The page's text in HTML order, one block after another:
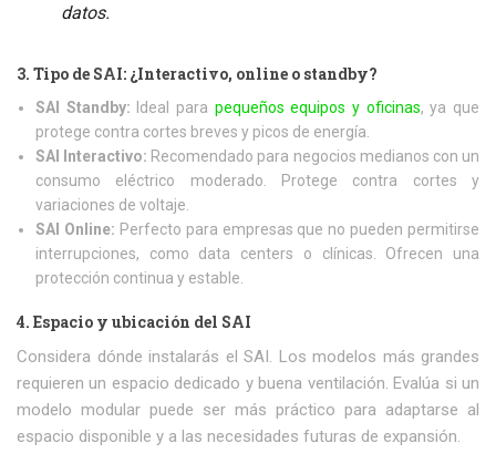
datos.
3. Tipo de SAI: ¿Interactivo, online o standby?
SAI Standby: Ideal para pequeños equipos y oficinas, ya que
protege contra cortes breves y picos de energía.
SAI Interactivo: Recomendado para negocios medianos con un
consumo eléctrico moderado. Protege contra cortes y
variaciones de voltaje.
SAI Online: Perfecto para empresas que no pueden permitirse
interrupciones, como data centers o clínicas. Ofrecen una
protección continua y estable.
4. Espacio y ubicación del SAI
Considera dónde instalarás el SAI. Los modelos más grandes
requieren un espacio dedicado y buena ventilación. Evalúa si un
modelo modular puede ser más práctico para adaptarse al
espacio disponible y a las necesidades futuras de expansión.